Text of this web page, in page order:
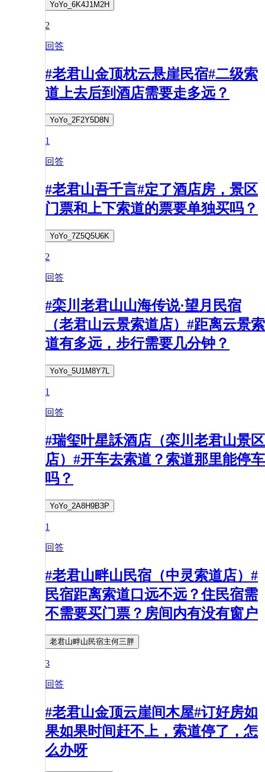
YoYo_6K4J1M2H
2
回答
#老君山金顶枕云悬崖民宿#二级索
道上去后到酒店需要走多远？
YoYo_2F2Y5D8N
1
回答
#老君山吾千言#定了酒店房，景区
门票和上下索道的票要单独买吗？
YoYo_7Z5Q5U6K
2
回答
#栾川老君山山海传说·望月民宿
（老君山云景索道店）#距离云景索
道有多远，步行需要几分钟？
YoYo_5U1M8Y7L
1
回答
#瑞玺叶星訸酒店（栾川老君山景区
店）#开车去索道？索道那里能停车
吗？
YoYo_2A8H9B3P
1
回答
#老君山畔山民宿（中灵索道店）#
民宿距离索道口远不远？住民宿需
不需要买门票？房间内有没有窗户
老君山畔山民宿主何三胖
3
回答
#老君山金顶云崖间木屋#订好房如
果如果时间赶不上，索道停了，怎
么办呀